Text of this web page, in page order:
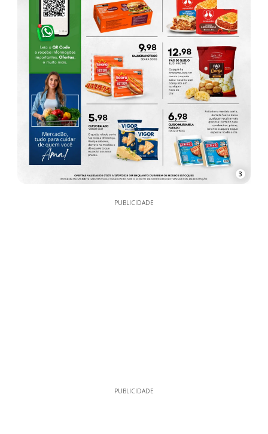
3
PUBLICIDADE
PUBLICIDADE